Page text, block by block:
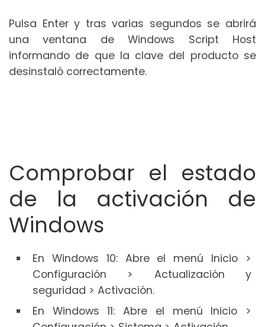
Pulsa Enter y tras varias segundos se abrirá
una ventana de Windows Script Host
informando de que la clave del producto se
desinstaló correctamente.
Comprobar el estado
de la activación de
Windows
En Windows 10: Abre el menú Inicio >
Configuración > Actualización y
seguridad > Activación.
En Windows 11: Abre el menú Inicio >